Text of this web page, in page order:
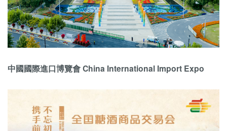
中國國際進口博覽會 China International Import Expo